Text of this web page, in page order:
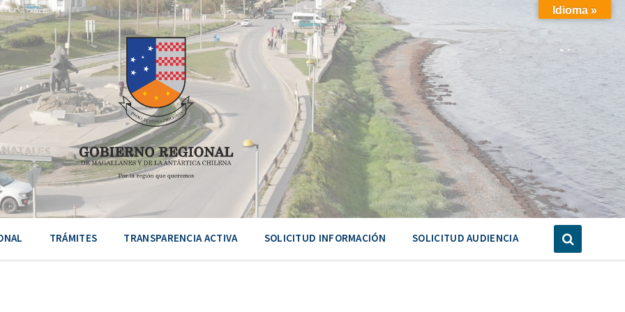
TRÁMITES TRANSPARENCIA ACTIVA SOLICITUD INFORMACIÓN SOLICITUD AUDIENCIA
Idioma »